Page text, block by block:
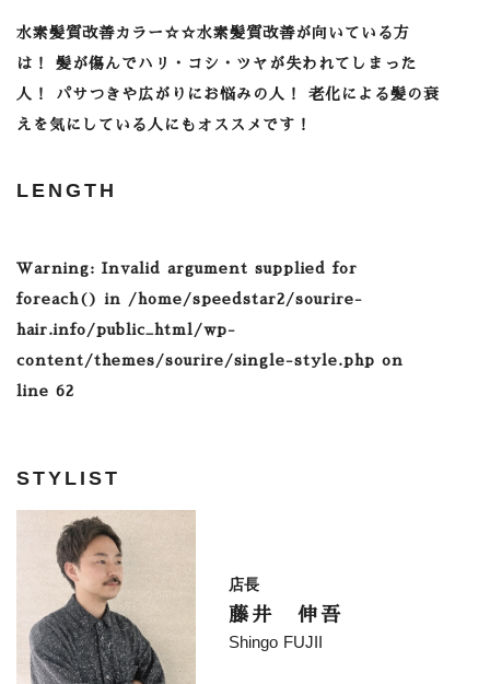
水素髪質改善カラー☆☆水素髪質改善が向いている方
は！ 髪が傷んでハリ・コシ・ツヤが失われてしまった
人！ パサつきや広がりにお悩みの人！ 老化による髪の衰
えを気にしている人にもオススメです！
LENGTH
Warning: Invalid argument supplied for
foreach() in
/home/speedstar2/sourire-
hair.info/public_html/wp-
content/themes/sourire/single-style.php on
line 62
STYLIST
店長
藤井 伸吾
Shingo FUJII